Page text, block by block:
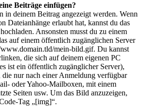
Beiträge einfügen?
in deinem Beitrag angezeigt werden. Wenn
Dateianhänge erlaubt hat, kannst du das
Ansonsten musst du zu einem
auf einem öffentlich zugänglichen Server
mein-bild.gif. Du kannst
die sich auf deinem eigenen PC
ist ein öffentlich zugänglicher Server),
nur nach einer Anmeldung verfügbar
oder Yahoo-Mailboxen, mit einem
Seiten usw. Um das Bild anzuzeigen,
Tag „[img]“.